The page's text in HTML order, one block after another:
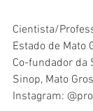
Cientista/
Estado de Mato
Co-fundador da
Sinop, Mato
Instagram: